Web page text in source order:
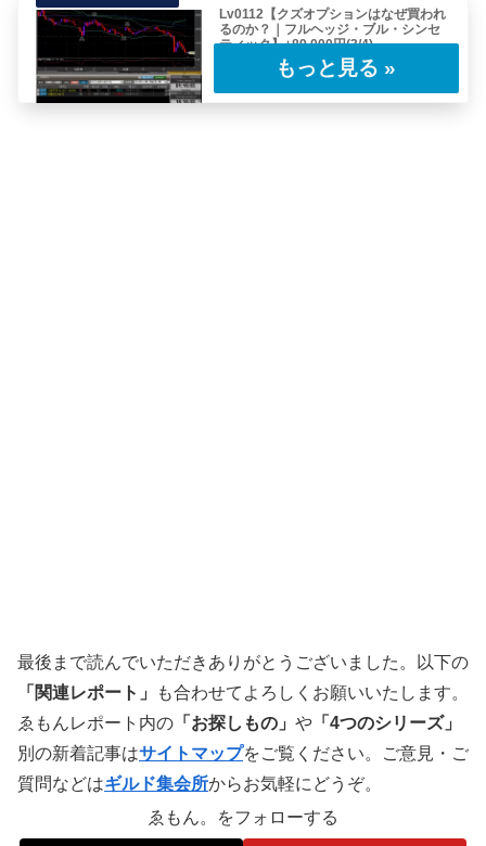
Lv0112【クズオプションはなぜ買われ
るのか？｜フルヘッジ・ブル・シンセ
ティック】+89,000円(3/4)
前号のつづき。前号までのレポートはこちらか
らどうぞ。2020.01.24(金)01:15……
最後まで読んでいただきありがとうございました。以下の
「関連レポート」
も合わせてよろしくお願いいたします。
ゑもんレポート内の 「お探しもの」 や 「4つのシリーズ」
別の新着記事はサイトマップをご覧ください。ご意見・ご
質問などはギルド集会所からお気軽にどうぞ。
ゑもん。をフォローする